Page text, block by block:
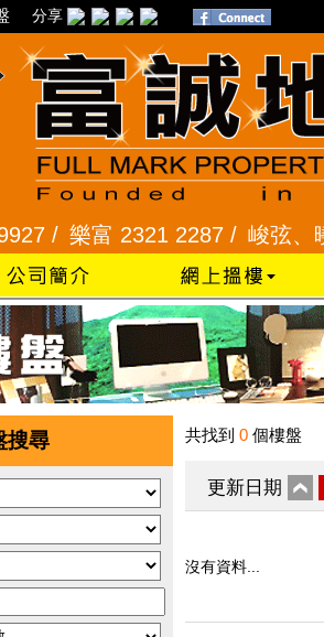
分享
/樂富 2321 2287 / 峻弦、曉暉
搜尋 共找到 0 個樓盤
更新日期
沒有資料...